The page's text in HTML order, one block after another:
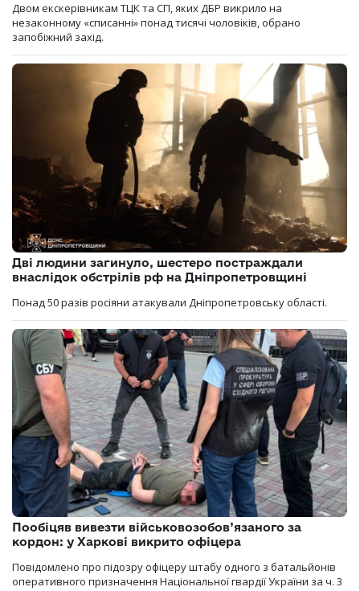
Двом екскерівникам ТЦК та СП, яких ДБР викрило на
незаконному «списанні» понад тисячі чоловіків, обрано
запобіжний захід.
Дві людини загинуло, шестеро постраждали
внаслідок обстрілів рф на Дніпропетровщині
Понад 50 разів росіяни атакували Дніпропетровську області.
Пообіцяв вивезти військовозобов’язаного за
кордон: у Харкові викрито офіцера
Повідомлено про підозру офіцеру штабу одного з батальйонів
оперативного призначення Національної гвардії України за ч. 3